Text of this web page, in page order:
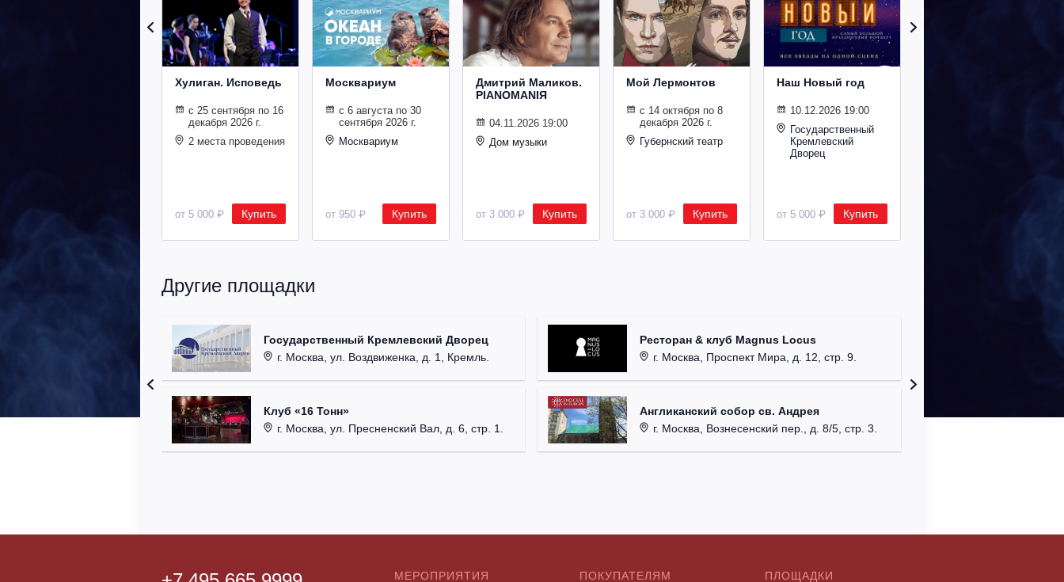
Хулиган. Исповедь
с 25 сентября по 16
декабря 2026 г.
2 места проведения
от 5 000 ₽ Купить
Москвариум
с 6 августа по 30
сентября 2026 г.
Москвариум
от 950 ₽ Купить
Дмитрий Маликов.
PIANOMANIЯ
04.11.2026 19:00
Дом музыки
от 3 000 ₽ Купить
Мой Лермонтов
с 14 октября по 8
декабря 2026 г.
Губернский театр
от 3 000 ₽ Купить
Наш Новый год
10.12.2026 19:00
Государственный
Кремлевский
Дворец
от 5 000 ₽ Купить Купить
Другие площадки
Государственный Кремлевский Дворец
г. Москва, ул. Воздвиженка, д. 1, Кремль.
Клуб «16 Тонн»
г. Москва, ул. Пресненский Вал, д. 6, стр. 1.
Ресторан & клуб Magnus Locus
г. Москва, Проспект Мира, д. 12, стр. 9.
Англиканский собор св. Андрея
г. Москва, Вознесенский пер., д. 8/5, стр. 3.
МЕРОПРИЯТИЯ ПОКУПАТЕЛЯМ ПЛОЩАДКИ